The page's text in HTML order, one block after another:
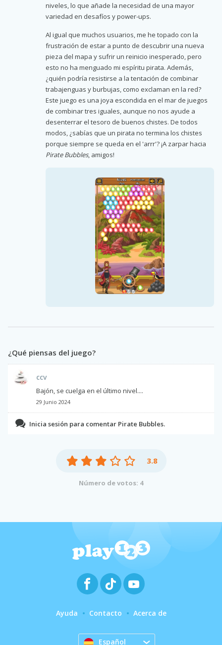
niveles, lo que añade la necesidad de una mayor
variedad en desafíos y power-ups.
Al igual que muchos usuarios, me he topado con la
frustración de estar a punto de descubrir una nueva
pieza del mapa y sufrir un reinicio inesperado, pero
esto no ha menguado mi espíritu pirata. Además,
¿quién podría resistirse a la tentación de combinar
trabajenguas y burbujas, como exclaman en la red?
Este juego es una joya escondida en el mar de juegos
de combinar tres iguales, aunque no nos ayude a
desenterrar el tesoro de buenos chistes. De todos
modos, ¿sabías que un pirata no termina los chistes
porque siempre se queda en el 'arrr'? ¡A zarpar hacia
Pirate Bubbles, amigos!
¿Qué piensas del juego?
ccv
Bajón, se cuelga en el último nivel....
29 Junio 2024
Inicia sesión para comentar Pirate Bubbles.
3.8
Número de votos: 4
Ayuda Contacto Acerca de
Español